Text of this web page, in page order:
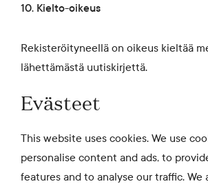
10. Kielto-oikeus
Rekisteröityneellä on oikeus kieltää
lähettämästä uutiskirjettä.
Evästeet
This website uses cookies. We use
personalise content and ads, to
features and to analyse our traffic. We